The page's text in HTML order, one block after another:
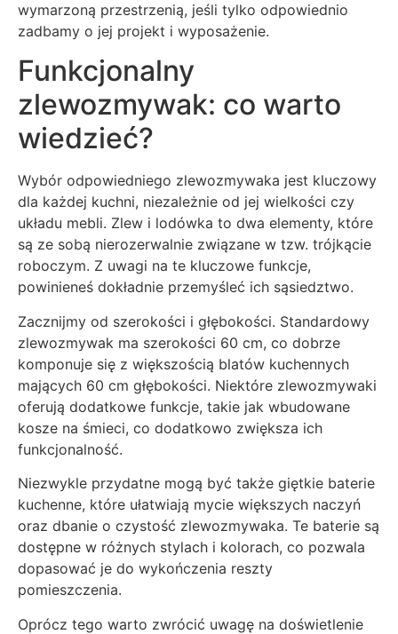
wymarzoną przestrzenią, jeśli tylko odpowiednio
zadbamy o jej projekt i wyposażenie.
Funkcjonalny
zlewozmywak: co warto
wiedzieć?
Wybór odpowiedniego zlewozmywaka jest kluczowy
dla każdej kuchni, niezależnie od jej wielkości czy
układu mebli. Zlew i lodówka to dwa elementy, które
są ze sobą nierozerwalnie związane w tzw. trójkącie
roboczym. Z uwagi na te kluczowe funkcje,
powinieneś dokładnie przemyśleć ich sąsiedztwo.
Zacznijmy od szerokości i głębokości. Standardowy
zlewozmywak ma szerokości 60 cm, co dobrze
komponuje się z większością blatów kuchennych
mających 60 cm głębokości. Niektóre zlewozmywaki
oferują dodatkowe funkcje, takie jak wbudowane
kosze na śmieci, co dodatkowo zwiększa ich
funkcjonalność.
Niezwykle przydatne mogą być także giętkie baterie
kuchenne, które ułatwiają mycie większych naczyń
oraz dbanie o czystość zlewozmywaka. Te baterie są
dostępne w różnych stylach i kolorach, co pozwala
dopasować je do wykończenia reszty
pomieszczenia.
Oprócz tego warto zwrócić uwagę na doświetlenie